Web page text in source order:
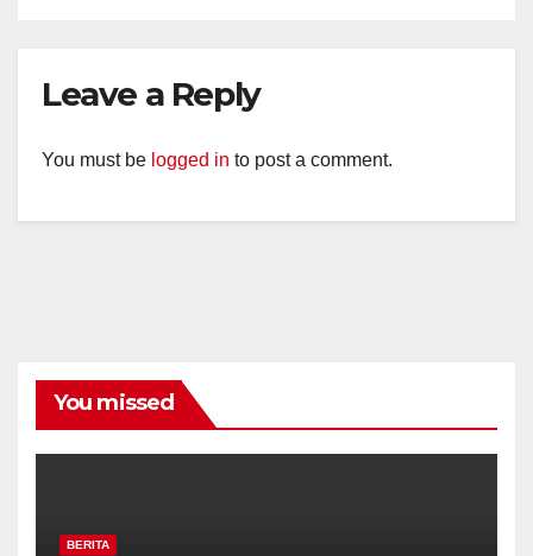
Leave a Reply
You must be logged in to post a comment.
You missed
BERITA